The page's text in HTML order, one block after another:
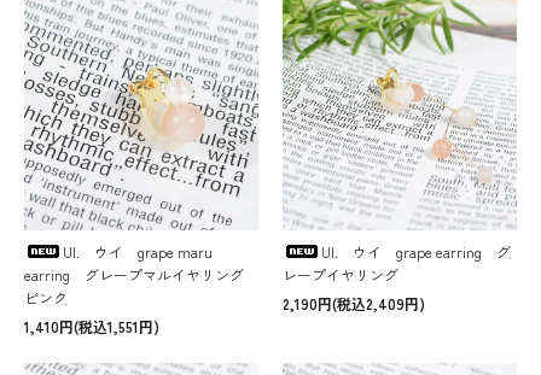
UI. ウイ grape maru
earring グレープマルイヤリング
ピンク
1,410円(税込1,551円)
UI. ウイ grape earring グ
レープイヤリング
2,190円(税込2,409円)